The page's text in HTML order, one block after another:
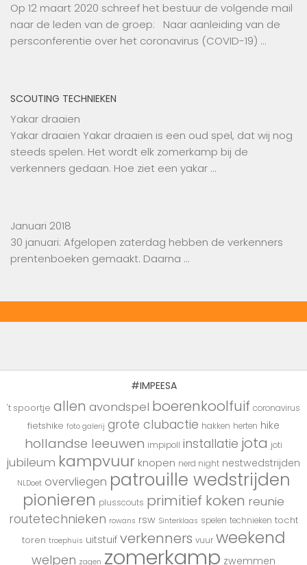
Op 12 maart 2020 schreef het bestuur de volgende mail
naar de leden van de groep: Naar aanleiding van de
persconferentie over het coronavirus (COVID-19) …
SCOUTING TECHNIEKEN
Yakar draaien
Yakar draaien Yakar draaien is een oud spel, dat wij nog
steeds spelen. Het wordt elk zomerkamp bij de
verkenners gedaan. Hoe ziet een yakar …
Januari 2018
30 januari: Afgelopen zaterdag hebben de verkenners
prentenboeken gemaakt. Daarna …
#IMPEESA
't spoortje allen avondspel boerenkoolfuif coronavirus
fietshike foto galerij grote clubactie hakken herten hike
hollandse leeuwen impipoll installatie jota joti
jubileum kampvuur knopen nerd night nestwedstrijden
NLDoet overvliegen patrouille wedstrijden
pionieren plusscouts primitief koken reunie
routetechnieken rowans rsw Sinterklaas spelen technieken tocht
toren troephuis uitstuif verkenners vuur weekend
welpen zagen zomerkamp zwemmen